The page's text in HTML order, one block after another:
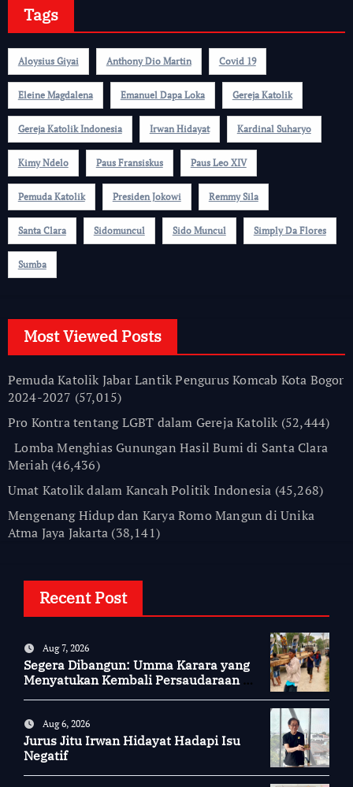
Tags
Aloysius Giyai Anthony Dio Martin Covid 19
Eleine Magdalena Emanuel Dapa Loka Gereja Katolik
Gereja Katolik Indonesia Irwan Hidayat Kardinal Suharyo
Kimy Ndelo Paus Fransiskus Paus Leo XIV
Pemuda Katolik Presiden Jokowi Remmy Sila
Santa Clara Sidomuncul Sido Muncul Simply Da Flores
Sumba
Most Viewed Posts
Pemuda Katolik Jabar Lantik Pengurus Komcab Kota Bogor
2024-2027 (57,015)
Pro Kontra tentang LGBT dalam Gereja Katolik (52,444)
Lomba Menghias Gunungan Hasil Bumi di Santa Clara
Meriah (46,436)
Umat Katolik dalam Kancah Politik Indonesia (45,268)
Mengenang Hidup dan Karya Romo Mangun di Unika
Atma Jaya Jakarta (38,141)
Recent Post
Aug 7, 2026
Segera Dibangun: Umma Karara yang
Menyatukan Kembali Persaudaraan di
Aug 6, 2026
Jurus Jitu Irwan Hidayat Hadapi Isu
Negatif